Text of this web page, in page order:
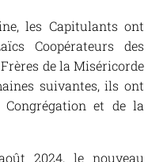
les Capitulants ont
Coopérateurs des
de la Miséricorde
suivantes, ils ont
et de la
2024, le nouveau